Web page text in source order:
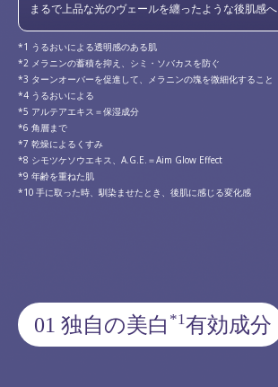
まるで上品な光のヴェールを纏ったような後肌感へ
うるおいによる透明感のある肌
メラニンの蓄積を抑え、シミ・ソバカスを防ぐ
ターンオーバーを促進して、メラニンの塊を微細化すること
うるおいによる
アルテアエキス＝保湿成分
角層まで
乾燥によるくすみ
シモツケソウエキス、A.G.E.＝Aim Glow Effect
年齢を重ねた肌
手に取った時、馴染ませたとき、後肌に感じる変化感
01 独自の美白 *1有効成分